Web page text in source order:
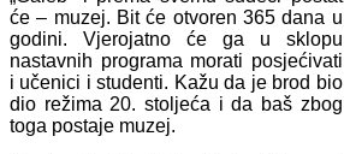
će – muzej. Bit će otvoren 365 dana u
godini. Vjerojatno će ga u sklopu
nastavnih programa morati posjećivati
i učenici i studenti. Kažu da je brod bio
dio režima 20. stoljeća i da baš zbog
toga postaje muzej.